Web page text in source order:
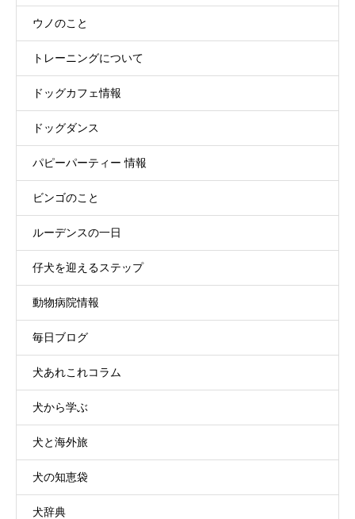
ウノのこと
トレーニングについて
ドッグカフェ情報
ドッグダンス
パピーパーティー 情報
ビンゴのこと
ルーデンスの一日
仔犬を迎えるステップ
動物病院情報
毎日ブログ
犬あれこれコラム
犬から学ぶ
犬と海外旅
犬の知恵袋
犬辞典